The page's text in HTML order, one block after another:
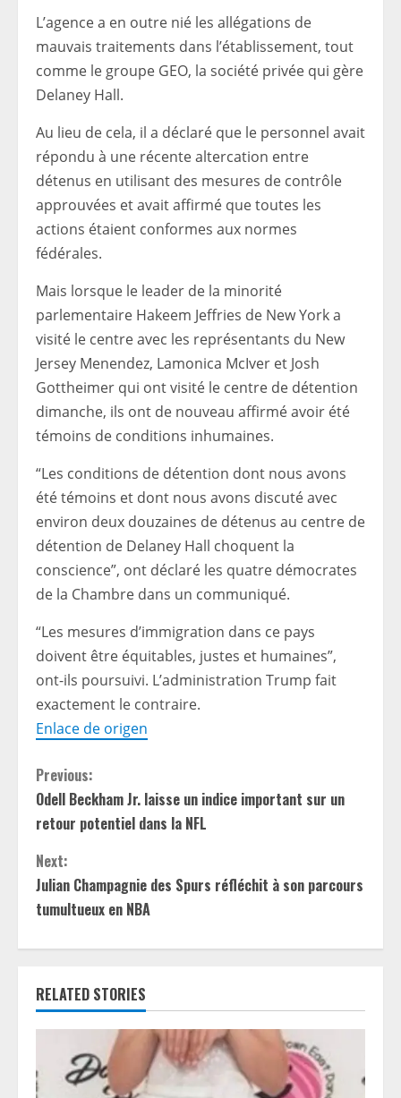
L’agence a en outre nié les allégations de
mauvais traitements dans l’établissement, tout
comme le groupe GEO, la société privée qui gère
Delaney Hall.
Au lieu de cela, il a déclaré que le personnel avait
répondu à une récente altercation entre
détenus en utilisant des mesures de contrôle
approuvées et avait affirmé que toutes les
actions étaient conformes aux normes
fédérales.
Mais lorsque le leader de la minorité
parlementaire Hakeem Jeffries de New York a
visité le centre avec les représentants du New
Jersey Menendez, Lamonica McIver et Josh
Gottheimer qui ont visité le centre de détention
dimanche, ils ont de nouveau affirmé avoir été
témoins de conditions inhumaines.
“Les conditions de détention dont nous avons
été témoins et dont nous avons discuté avec
environ deux douzaines de détenus au centre de
détention de Delaney Hall choquent la
conscience”, ont déclaré les quatre démocrates
de la Chambre dans un communiqué.
“Les mesures d’immigration dans ce pays
doivent être équitables, justes et humaines”,
ont-ils poursuivi. L’administration Trump fait
exactement le contraire.
Enlace de origen
C
o
n
t
u
R
Previous:
Odell Beckham Jr. laisse un indice important sur un
retour potentiel dans la NFL
Next:
Julian Champagnie des Spurs réfléchit à son parcours
tumultueux en NBA
RELATED STORIES